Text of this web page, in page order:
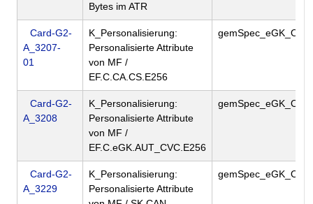
Bytes im ATR
Card-G2-
A_3207-
01
K_Personalisierung:
Personalisierte Attribute
von MF /
EF.C.CA.CS.E256
Card-G2-
A_3208
K_Personalisierung:
Personalisierte Attribute
von MF /
EF.C.eGK.AUT_CVC.E256
Card-G2-
A_3229
K_Personalisierung:
Personalisierte Attribute